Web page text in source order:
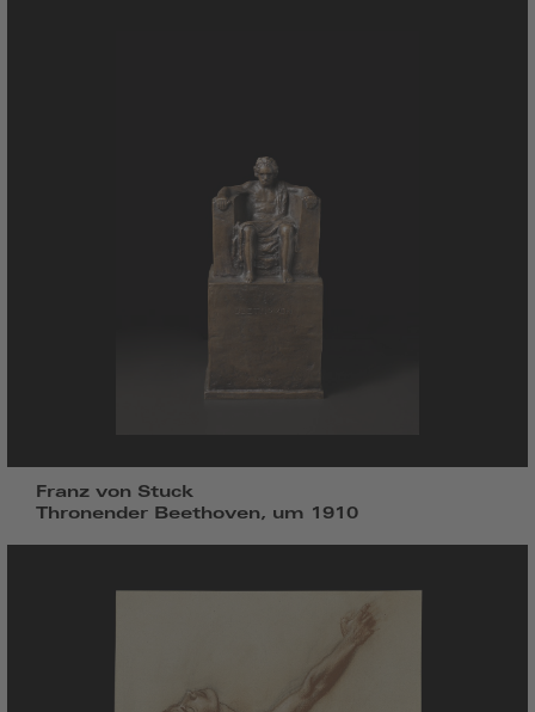
Franz von Stuck
Thronender Beethoven, um 1910